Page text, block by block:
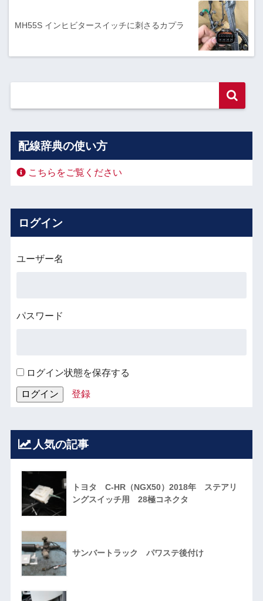
MH55S インヒビタースイッチに刺さるカプラ
配線辞典の使い方
こちらをご覧ください
ログイン
ユーザー名
パスワード
ログイン状態を保存する
登録
人気の記事
トヨタ C-HR（NGX50）2018年 ステアリ
ングスイッチ用 28極コネクタ
サンバートラック パワステ後付け